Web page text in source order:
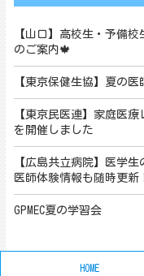
【山口】高校生・予備
のご案内🍁
【東京保健生協】夏の医
【東京民医連】家庭医
を開催しました
【広島共立病院】医学
医師体験情報も随時更新
GPMEC夏の学習会
HOME